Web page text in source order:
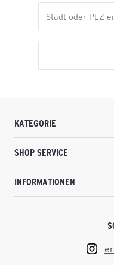
KATEGORIE
SHOP SERVICE
INFORMATIONEN